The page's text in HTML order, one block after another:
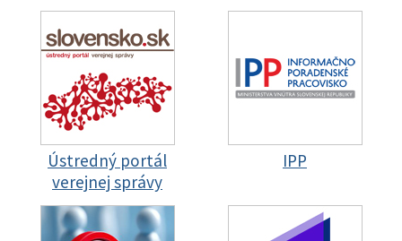
Ústredný portál
verejnej správy
IPP